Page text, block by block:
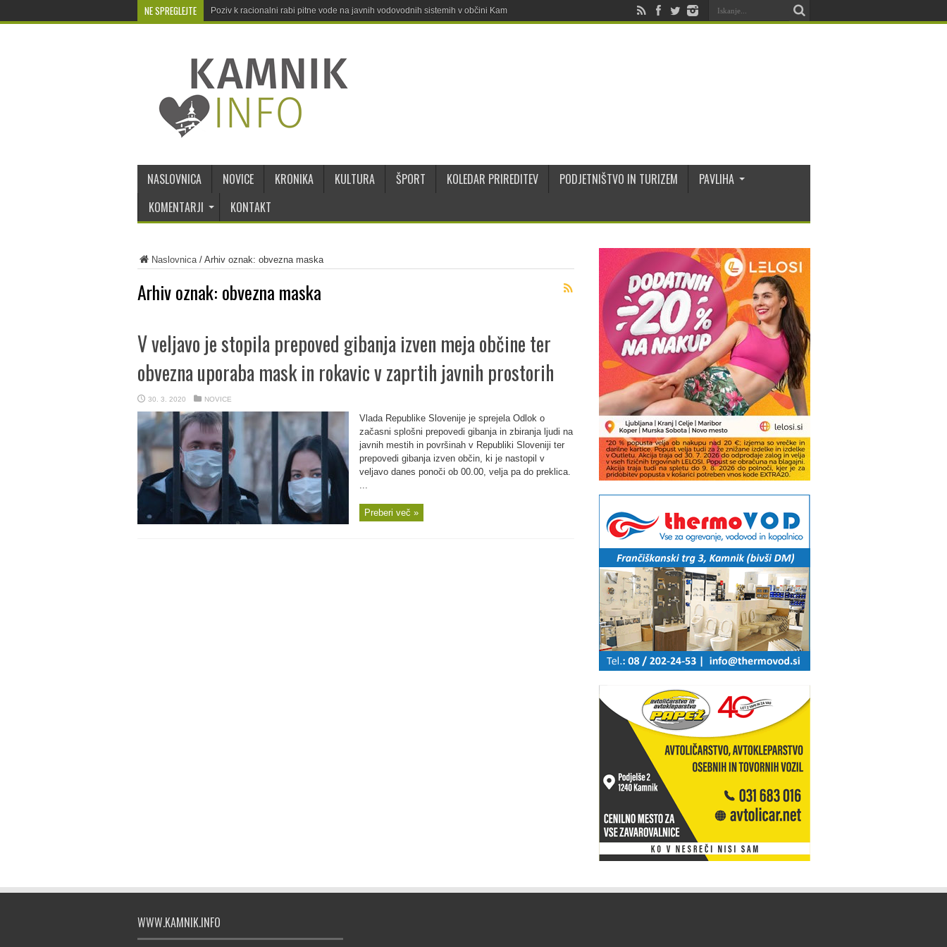
NE SPREGLEJTE Poziv k racionalni rabi pitne vode na javnih vodovodnih sistemih v občini Kamnik
NASLOVNICA NOVICE KRONIKA KULTURA ŠPORT KOLEDAR PRIREDITEV PODJETNIŠTVO IN TURIZEM
PAVLIHA
KOMENTARJI
KONTAKT
Naslovnica/ Arhiv oznak: obvezna maska
Arhiv oznak: obvezna maska
V veljavo je stopila prepoved gibanja izven meja občine ter
obvezna uporaba mask in rokavic v zaprtih javnih prostorih
30. 3. 2020 NOVICE
Vlada Republike Slovenije je sprejela Odlok o
začasni splošni prepovedi gibanja in zbiranja ljudi na
javnih mestih in površinah v Republiki Sloveniji ter
prepovedi gibanja izven občin, ki je nastopil v
veljavo danes ponoči ob 00.00, velja pa do preklica.
...
Preberi več »
WWW.KAMNIK.INFO